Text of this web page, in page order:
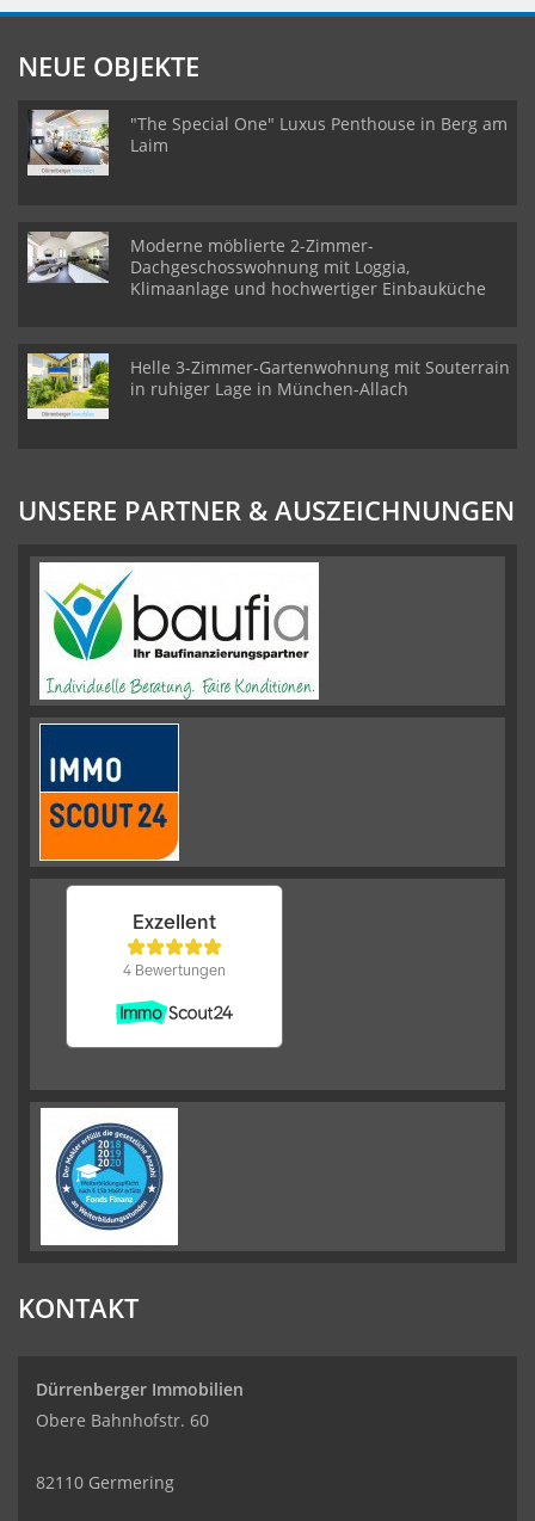
NEUE OBJEKTE
"The Special One" Luxus Penthouse in Berg am
Laim
Moderne möblierte 2-Zimmer-
Dachgeschosswohnung mit Loggia,
Klimaanlage und hochwertiger Einbauküche
Helle 3-Zimmer-Gartenwohnung mit Souterrain
in ruhiger Lage in München-Allach
UNSERE PARTNER & AUSZEICHNUNGEN
KONTAKT
Dürrenberger Immobilien
Obere Bahnhofstr. 60
82110 Germering